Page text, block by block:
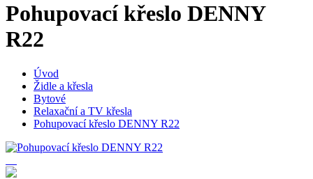
Pohupovací křeslo DENNY
R22
Úvod
Židle a křesla
Bytové
Relaxační a TV křesla
Pohupovací křeslo DENNY R22